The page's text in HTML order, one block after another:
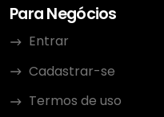
Para Negócios
Entrar
Cadastrar-se
Termos de uso